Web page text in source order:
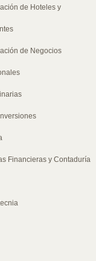
de Hoteles y
de Negocios
Financieras y Contaduría